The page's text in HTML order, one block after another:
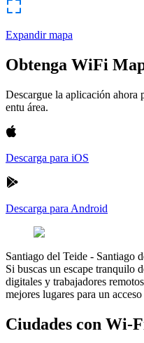
Expandir mapa
Obtenga WiFi
Descargue la aplicación ahora
entu área.
Descarga para iOS
Descarga para Android
Santiago del Teide - Santiago
Si buscas un escape tranquilo
digitales y trabajadores
mejores lugares para un
Ciudades con Wi-